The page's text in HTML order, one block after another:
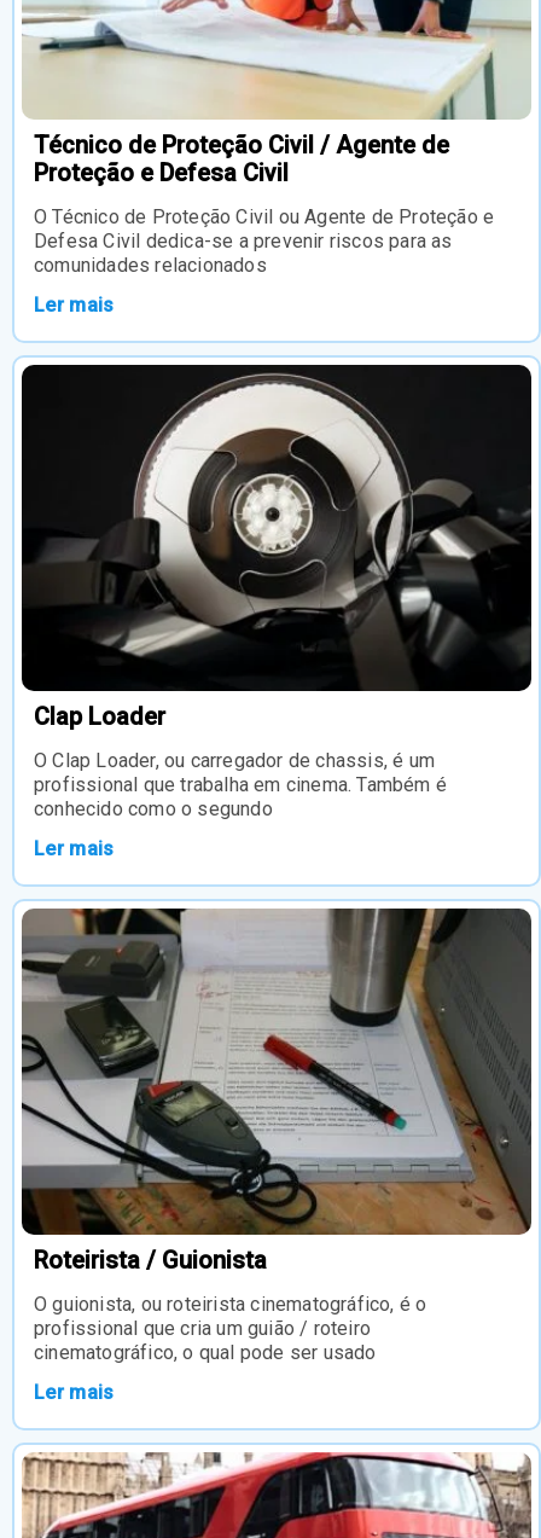
Técnico de Proteção Civil / Agente de
Proteção e Defesa Civil
O Técnico de Proteção Civil ou Agente de Proteção e
Defesa Civil dedica-se a prevenir riscos para as
comunidades relacionados
Ler mais
Clap Loader
O Clap Loader, ou carregador de chassis, é um
profissional que trabalha em cinema. Também é
conhecido como o segundo
Ler mais
Roteirista / Guionista
O guionista, ou roteirista cinematográfico, é o
profissional que cria um guião / roteiro
cinematográfico, o qual pode ser usado
Ler mais